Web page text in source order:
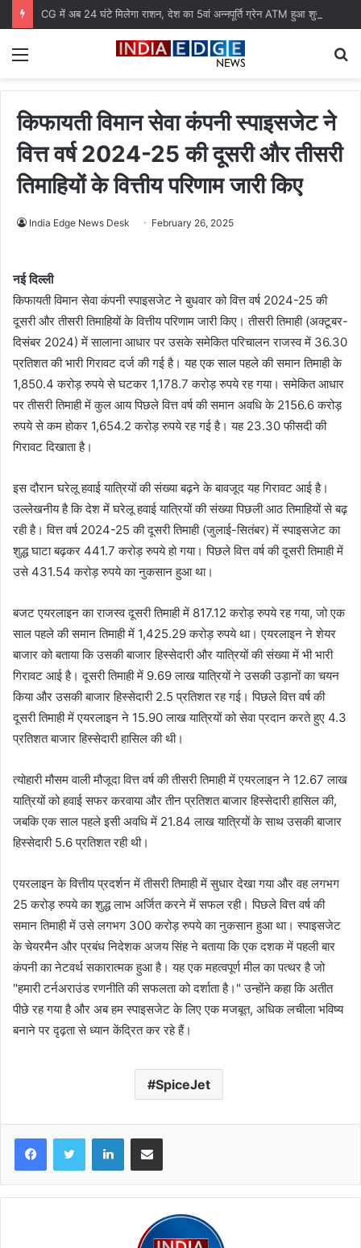
CG में अब 24 घंटे मिलेगा राशन, देश का 5वां अन्नपूर्ति ग्रेन ATM हुआ शुरू
Menu
किफायती विमान सेवा कंपनी स्पाइसजेट ने
वित्त वर्ष 2024-25 की दूसरी और तीसरी
तिमाहियों के वित्तीय परिणाम जारी किए
India Edge News Desk February 26, 2025
नई दिल्ली
किफायती विमान सेवा कंपनी स्पाइसजेट ने बुधवार को वित्त वर्ष 2024-25 की
दूसरी और तीसरी तिमाहियों के वित्तीय परिणाम जारी किए। तीसरी तिमाही (अक्टूबर-
दिसंबर 2024) में सालाना आधार पर उसके समेकित परिचालन राजस्व में 36.30
प्रतिशत की भारी गिरावट दर्ज की गई है। यह एक साल पहले की समान तिमाही के
1,850.4 करोड़ रुपये से घटकर 1,178.7 करोड़ रुपये रह गया। समेकित आधार
पर तीसरी तिमाही में कुल आय पिछले वित्त वर्ष की समान अवधि के 2156.6 करोड़
रुपये से कम होकर 1,654.2 करोड़ रुपये रह गई है। यह 23.30 फीसदी की
गिरावट दिखाता है।
इस दौरान घरेलू हवाई यात्रियों की संख्या बढ़ने के बावजूद यह गिरावट आई है।
उल्लेखनीय है कि देश में घरेलू हवाई यात्रियों की संख्या पिछली आठ तिमाहियों से बढ़
रही है। वित्त वर्ष 2024-25 की दूसरी तिमाही (जुलाई-सितंबर) में स्पाइसजेट का
शुद्ध घाटा बढ़कर 441.7 करोड़ रुपये हो गया। पिछले वित्त वर्ष की दूसरी तिमाही में
उसे 431.54 करोड़ रुपये का नुकसान हुआ था।
बजट एयरलाइन का राजस्व दूसरी तिमाही में 817.12 करोड़ रुपये रह गया, जो एक
साल पहले की समान तिमाही में 1,425.29 करोड़ रुपये था। एयरलाइन ने शेयर
बाजार को बताया कि उसकी बाजार हिस्सेदारी और यात्रियों की संख्या में भी भारी
गिरावट आई है। दूसरी तिमाही में 9.69 लाख यात्रियों ने उसकी उड़ानों का चयन
किया और उसकी बाजार हिस्सेदारी 2.5 प्रतिशत रह गई। पिछले वित्त वर्ष की
दूसरी तिमाही में एयरलाइन ने 15.90 लाख यात्रियों को सेवा प्रदान करते हुए 4.3
प्रतिशत बाजार हिस्सेदारी हासिल की थी।
त्योहारी मौसम वाली मौजूदा वित्त वर्ष की तीसरी तिमाही में एयरलाइन ने 12.67 लाख
यात्रियों को हवाई सफर करवाया और तीन प्रतिशत बाजार हिस्सेदारी हासिल की,
जबकि एक साल पहले इसी अवधि में 21.84 लाख यात्रियों के साथ उसकी बाजार
हिस्सेदारी 5.6 प्रतिशत रही थी।
एयरलाइन के वित्तीय प्रदर्शन में तीसरी तिमाही में सुधार देखा गया और वह लगभग
25 करोड़ रुपये का शुद्ध लाभ अर्जित करने में सफल रही। पिछले वित्त वर्ष की
समान तिमाही में उसे लगभग 300 करोड़ रुपये का नुकसान हुआ था। स्पाइसजेट
के चेयरमैन और प्रबंध निदेशक अजय सिंह ने बताया कि एक दशक में पहली बार
कंपनी का नेटवर्थ सकारात्मक हुआ है। यह एक महत्वपूर्ण मील का पत्थर है जो
"हमारी टर्नअराउंड रणनीति की सफलता को दर्शाता है।" उन्होंने कहा कि अतीत
पीछे रह गया है और अब हम स्पाइसजेट के लिए एक मजबूत, अधिक लचीला भविष्य
बनाने पर दृढ़ता से ध्यान केंद्रित कर रहे हैं।
SpiceJet
LinkedInShare via Email